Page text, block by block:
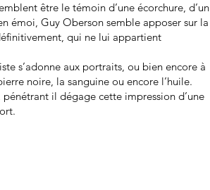
être le témoin d’une écorchure, d’un
émoi, Guy Oberson semble apposer sur la
qui ne lui appartient
s’adonne aux portraits, ou bien encore à
noire, la sanguine ou encore l’huile.
il dégage cette impression d’une